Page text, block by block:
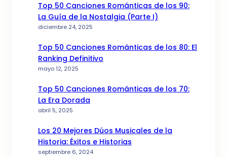
Top 50 Canciones Románticas de los 90:
La Guía de la Nostalgia (Parte I)
diciembre 24, 2025
Top 50 Canciones Románticas de los 80: El
Ranking Definitivo
mayo 12, 2025
Top 50 Canciones Románticas de los 70:
La Era Dorada
abril 5, 2025
Los 20 Mejores Dúos Musicales de la
Historia: Éxitos e Historias
septiembre 6, 2024